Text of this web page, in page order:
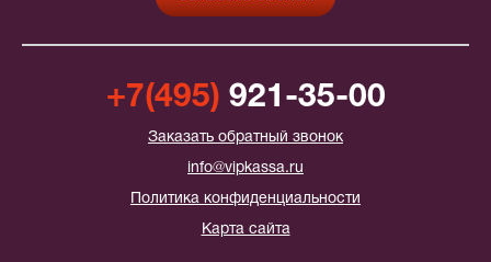
+7(495) 921-35-00
Заказать обратный звонок
info@vipkassa.ru
Политика конфиденциальности
Карта сайта